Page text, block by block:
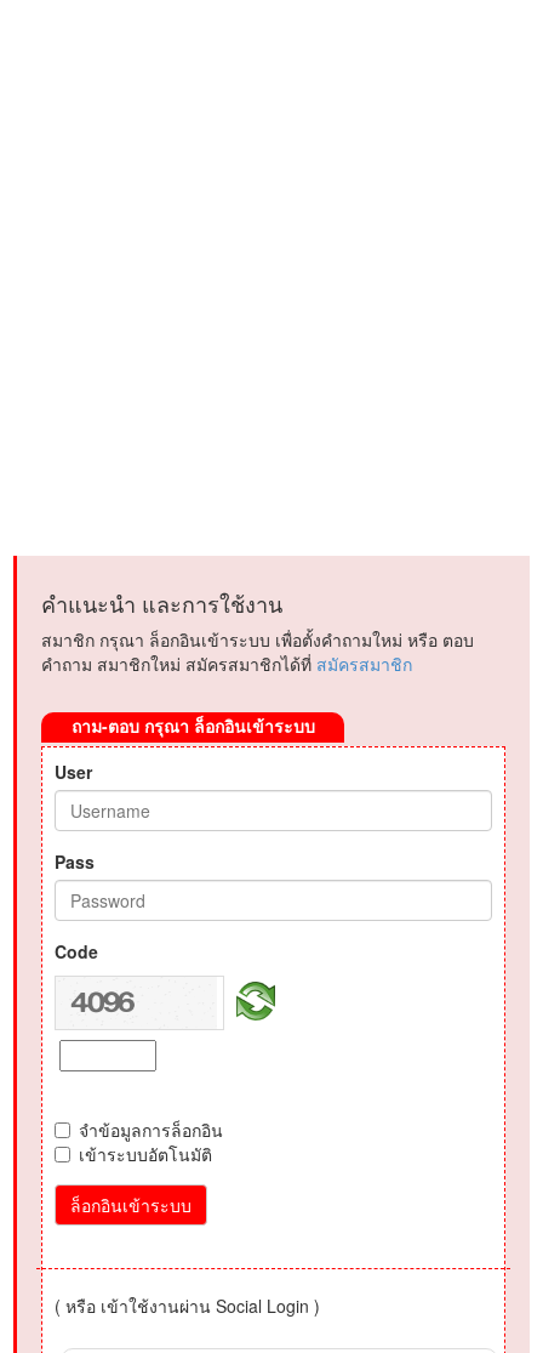
คำแนะนำ และการใช้งาน
สมาชิก กรุณา ล็อกอินเข้าระบบ เพื่อตั้งคำถามใหม่ หรือ ตอบ
คำถาม สมาชิกใหม่ สมัครสมาชิกได้ที่ สมัครสมาชิก
ถาม-ตอบ กรุณา ล็อกอินเข้าระบบ
User
Pass
Code
จำข้อมูลการล็อกอิน
เข้าระบบอัตโนมัติ
ล็อกอินเข้าระบบ
( หรือ เข้าใช้งานผ่าน Social Login )